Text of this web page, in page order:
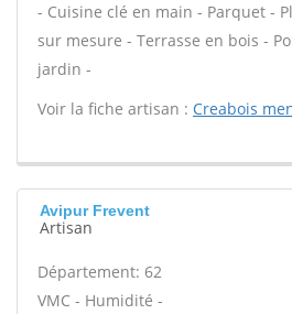
- Cuisine clé en main - Parquet -
sur mesure - Terrasse en bois -
jardin -
Voir la fiche artisan : Creabois
Avipur Frevent
Artisan
Département: 62
VMC - Humidité -